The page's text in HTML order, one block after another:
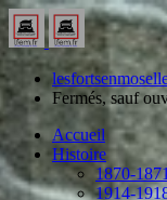
Fermés, sauf
Accueil
Histoire
1870-
1914-